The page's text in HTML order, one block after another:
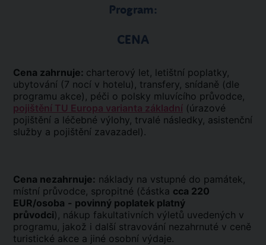
Program:
CENA
Cena zahrnuje: charterový let, letištní poplatky,
ubytování (7 nocí v hotelu), transfery, snídaně (dle
programu akce), péči o polsky mluvícího průvodce,
pojištění TU Europa varianta základní (úrazové
pojištění a léčebné výlohy, trvalé následky, asistenční
služby a pojištění zavazadel).
Cena nezahrnuje: náklady na vstupné do památek,
místní průvodce, spropitné (částka cca 220
EUR/osoba - povinný poplatek platný
průvodci), nákup fakultativních výletů uvedených v
programu, jakož i další stravování nezahrnuté v ceně
turistické akce a jiné osobní výdaje.